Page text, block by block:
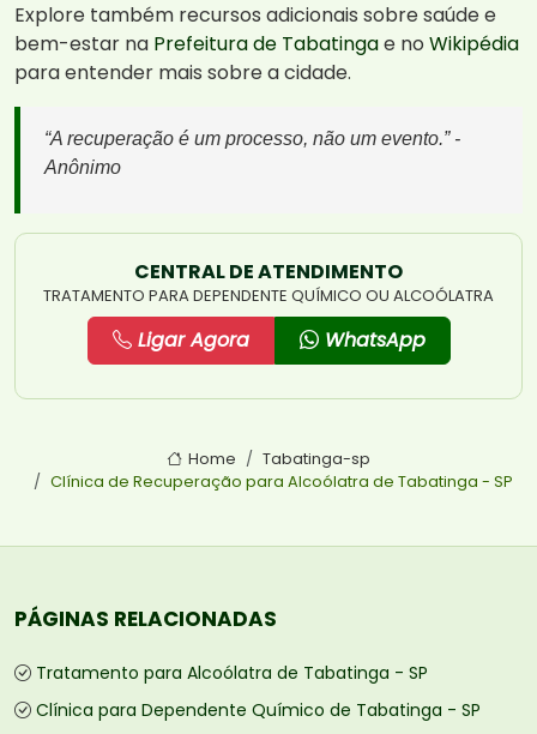
Explore também recursos adicionais sobre saúde e
bem-estar na Prefeitura de Tabatingae no Wikipédia
para entender mais sobre a cidade.
“A recuperação é um processo, não um evento.” -
Anônimo
CENTRAL DE ATENDIMENTO
TRATAMENTO PARA DEPENDENTE QUÍMICO OU ALCOÓLATRA
Ligar Agora WhatsApp
Home
Tabatinga-sp
Clínica de Recuperação para Alcoólatra de Tabatinga - SP
PÁGINAS RELACIONADAS
Tratamento para Alcoólatra de Tabatinga - SP
Clínica para Dependente Químico de Tabatinga - SP